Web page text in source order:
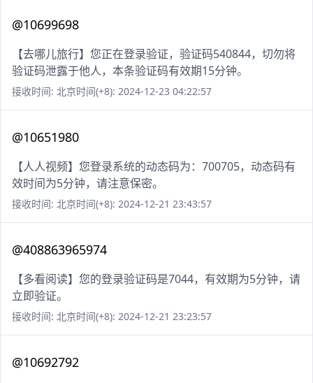
@10699698
【去哪儿旅行】您正在登录验证，验证码540844，切勿将
验证码泄露于他人，本条验证码有效期15分钟。
接收时间: 北京时间(+8): 2024-12-23 04:22:57
@10651980
【人人视频】您登录系统的动态码为：700705，动态码有
效时间为5分钟，请注意保密。
接收时间: 北京时间(+8): 2024-12-21 23:43:57
@408863965974
【多看阅读】您的登录验证码是7044，有效期为5分钟，请
立即验证。
接收时间: 北京时间(+8): 2024-12-21 23:23:57
@10692792